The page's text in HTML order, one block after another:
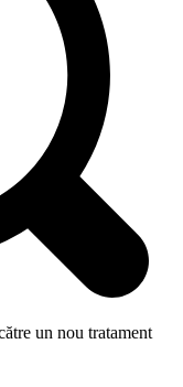
un nou tratament